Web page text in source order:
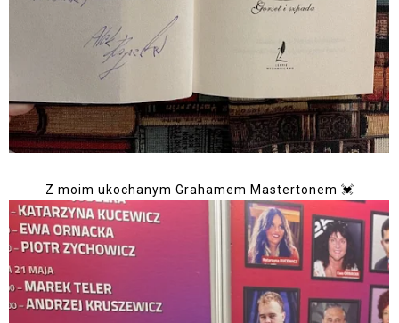
Z moim ukochanym Grahamem Mastertonem 💓